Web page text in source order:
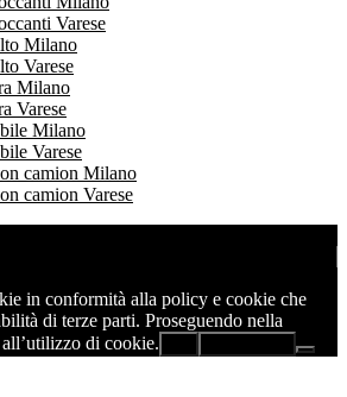
Varese
Milano
Varese
Milano
Varese
Milano
Varese
camion Milano
camion Varese
in conformità alla policy e cookie che
di terze parti. Proseguendo nella
di cookie.